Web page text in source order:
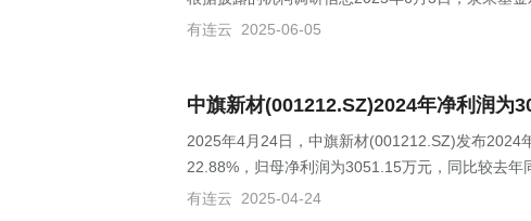
有连云
2025-06-05
中旗新材(001212.SZ)2024年净利润为
2025年4月24日，中旗新材(001212.SZ)发布2024
22.88%，归母净利润为3051.15万元，同比较去年
有连云
2025-04-24